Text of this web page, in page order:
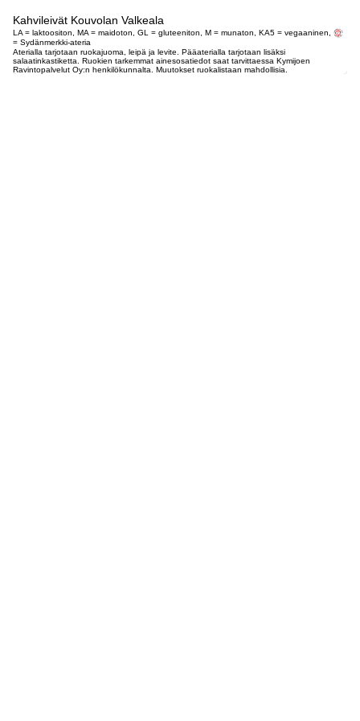
Kahvileivät Kouvolan Valkeala
LA = laktoositon, MA = maidoton, GL = gluteeniton, M = munaton, KA5 = vegaaninen,
= Sydänmerkki-ateria
Aterialla tarjotaan ruokajuoma, leipä ja levite. Pääaterialla tarjotaan lisäksi
salaatinkastiketta. Ruokien tarkemmat ainesosatiedot saat tarvittaessa Kymijoen
Ravintopalvelut Oy:n henkilökunnalta. Muutokset ruokalistaan mahdollisia.